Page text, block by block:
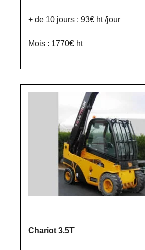
+ de 10 jours : 93€ ht /jour
Mois : 1770€ ht
Chariot 3.5T